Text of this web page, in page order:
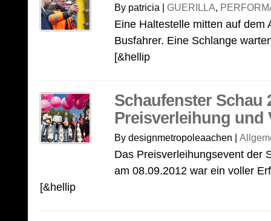
By patricia | GUERILLA,
Eine Haltestelle mitten auf dem
Busfahrer. Eine Schlange
[&hellip
Schaufenster Schau
Preisverleihung und
By designmetropoleaachen |
Das Preisverleihungsevent der
am 08.09.2012 war ein voller
[&hellip